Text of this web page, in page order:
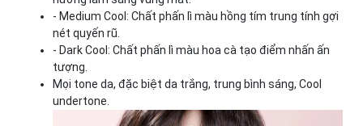
- Medium Cool: Chất phấn lì màu hồng tím trung tính gợi
nét quyến rũ.
- Dark Cool: Chất phấn lì màu hoa cà tạo điểm nhấn ấn
tượng.
Mọi tone da, đặc biệt da trắng, trung bình sáng, Cool
undertone.